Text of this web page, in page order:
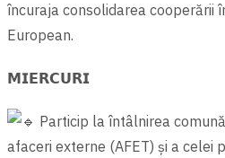
încuraja consolidarea cooperării
European.
𝗠𝗜𝗘𝗥𝗖𝗨𝗥𝗜
Particip la întâlnirea
afaceri externe (AFET) și a celei